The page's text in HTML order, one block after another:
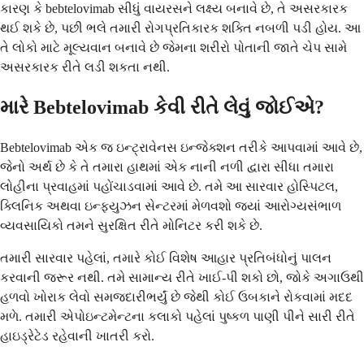
કારણ કે bebtelovimab સીધું વાયરસને લક્ષ્ય બનાવે છે, તે અસરકારક
થઈ શકે છે, પછી ભલે તમારી રોગપ્રતિકારક શક્તિ નબળી પડી હોય. આ
તે લોકો માટે મૂલ્યવાન બનાવે છે જેમના શરીરો પોતાની જાતે ચેપ સામે
અસરકારક રીતે લડી શકતા નથી.
મારે Bebtelovimab કેવી રીતે લેવું જોઈએ?
Bebtelovimab એક જ ઇન્ટ્રાવેનસ ઇન્જેક્શન તરીકે આપવામાં આવે છે,
જેનો અર્થ છે કે તે તમારા હાથમાં એક નાની નળી દ્વારા સીધા તમારા
લોહીના પ્રવાહમાં પહોંચાડવામાં આવે છે. તમે આ સારવાર હોસ્પિટલ,
ક્લિનિક અથવા ઇન્ફ્યુઝન સેન્ટરમાં મેળવશો જ્યાં આરોગ્યસંભાળ
વ્યવસાયિકો તમને સુરક્ષિત રીતે મોનિટર કરી શકે છે.
તમારી સારવાર પહેલાં, તમારે કોઈ વિશેષ આહાર પ્રતિબંધોનું પાલન
કરવાની જરૂર નથી. તમે સામાન્ય રીતે ખાઈ-પી શકો છો, જોકે અગાઉથી
હળવો ખોરાક લેવો સમજદારીભર્યું છે જેથી કોઈ ઉબકાને રોકવામાં મદદ
મળે. તમારી એપોઇન્ટમેન્ટના કલાકો પહેલાં પુષ્કળ પાણી પીને સારી રીતે
હાઇડ્રેટેડ રહેવાની ખાતરી કરો.